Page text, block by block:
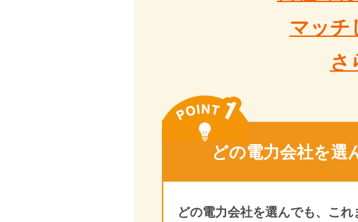
マッチ
さ
どの電力会社を選
どの電力会社を選んでも、こ